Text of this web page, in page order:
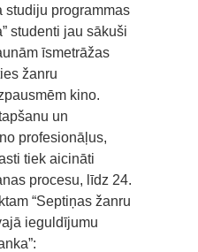
studiju programmas
studenti jau sākuši
īsmetrāžas
žanru
kino.
un
profesionāļus,
tiek aicināti
procesu, līdz 24.
“Septiņas žanru
ieguldījumu